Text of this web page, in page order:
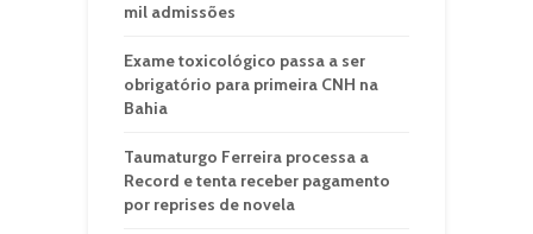
mil admissões
Exame toxicológico passa a ser
obrigatório para primeira CNH na
Bahia
Taumaturgo Ferreira processa a
Record e tenta receber pagamento
por reprises de novela